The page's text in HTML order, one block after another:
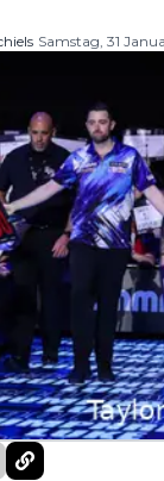
Samstag, 31